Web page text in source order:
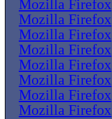
Mozilla Firefox
Mozilla Firefox
Mozilla Firefox
Mozilla Firefox
Mozilla Firefox
Mozilla Firefox
Mozilla Firefox
Mozilla Firefox